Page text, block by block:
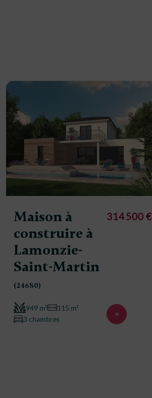
Maison à
construire à
Lamonzie-
Saint-Martin
(24680)
949 m²
115 m²
3 chambres
314 500 €